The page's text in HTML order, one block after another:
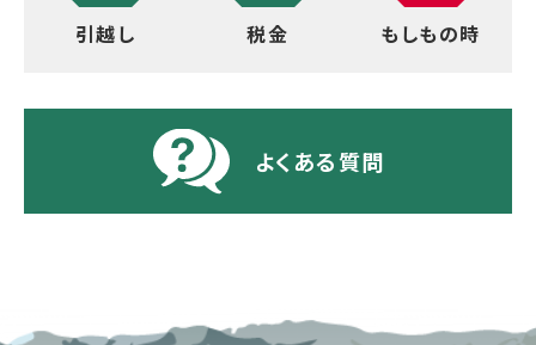
引越し 税金 もしもの時
よくある質問